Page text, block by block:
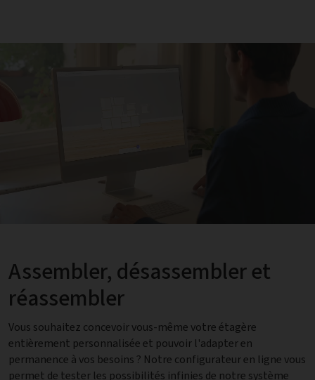
Assembler, désassembler et
réassembler
Vous souhaitez concevoir vous-même votre étagère
entièrement personnalisée et pouvoir l'adapter en
permanence à vos besoins ? Notre configurateur en ligne vous
permet de tester les possibilités infinies de notre système